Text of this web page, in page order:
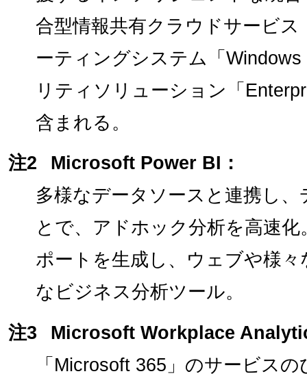
合型情報共有クラウドサービ
ーティングシステム「
リティソリューション「
含まれる。
注2
Microsoft Power BI：
多様なデータソースと連携し
とで、アドホック分析を高速
ポートを生成し、ウェブや様
なビジネス分析ツール。
注3
Microsoft Workplace
「Microsoft 365」のサービス